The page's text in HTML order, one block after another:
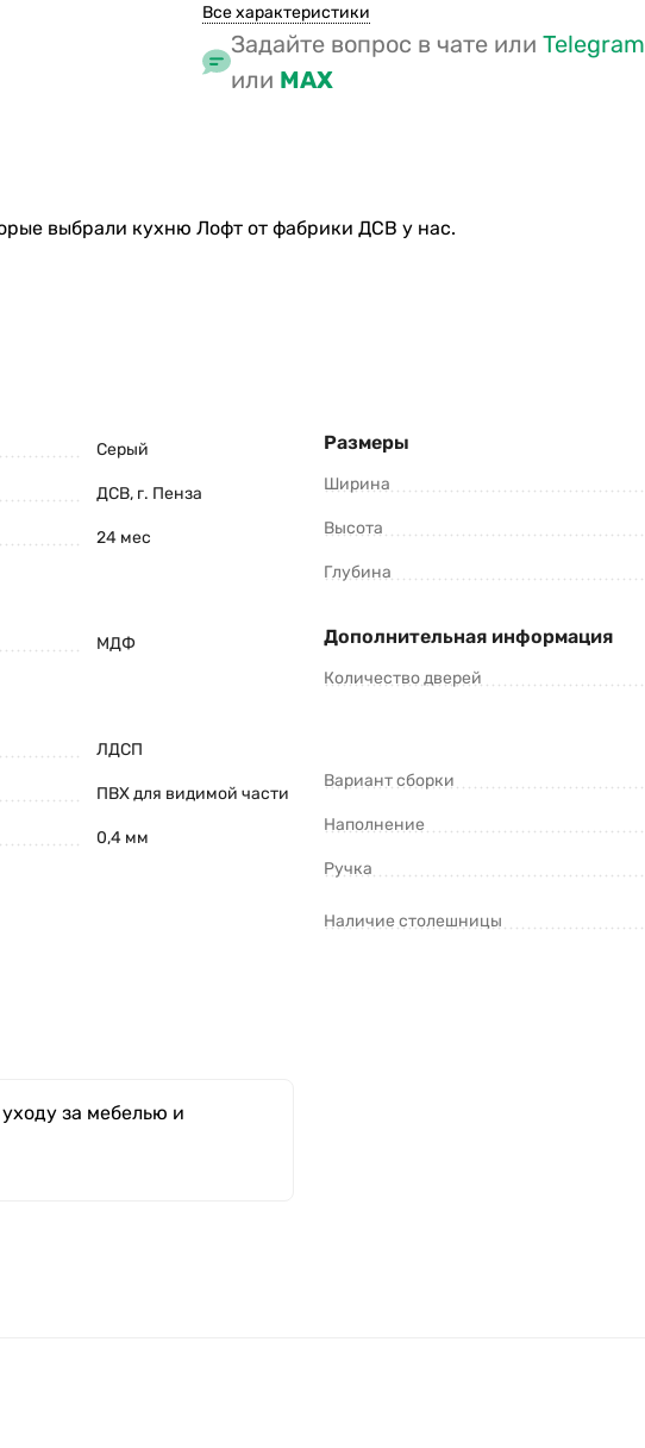
Все характеристики
Задайте вопрос в чате илиTelegram
или MAX
выбрали кухню Лофт от фабрики ДСВ у нас.
Серый
ДСВ, г. Пенза
24 мес
МДФ
ЛДСП
ПВХ для видимой части
0,4 мм
Размеры
Ширина
Высота
Глубина
Дополнительная информация
Количество дверей
Вариант сборки
Наполнение
Ручка
Наличие столешницы
за мебелью и